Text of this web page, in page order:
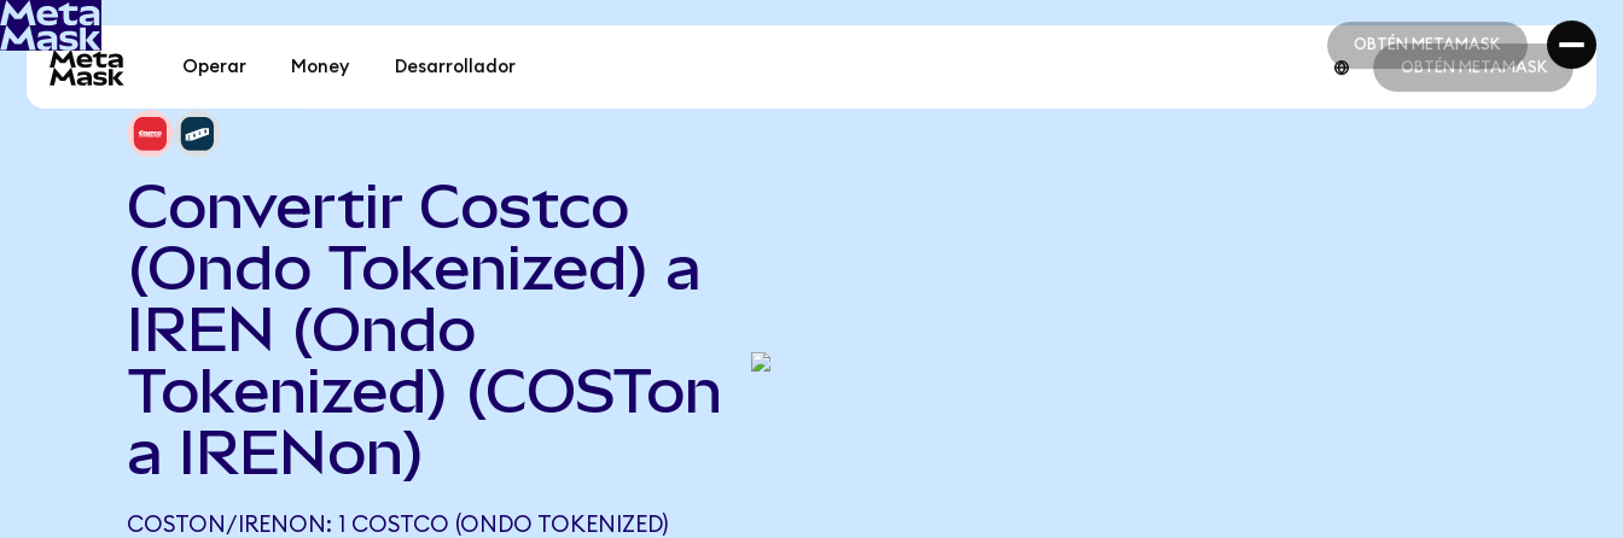
OBTÉN METAMASK
OBTÉN METAMASK
Operar Money Desarrollador OBTÉN METAMASK
Convertir Costco
(Ondo Tokenized) a
IREN (Ondo
Tokenized) (COSTon
a IRENon)
COSTON/IRENON: 1 COSTCO (ONDO TOKENIZED)